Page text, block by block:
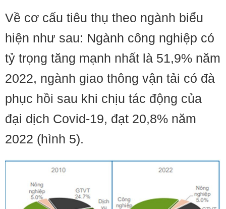
Về cơ cấu tiêu thụ theo ngành biểu
hiện như sau: Ngành công nghiệp có
tỷ trọng tăng mạnh nhất là 51,9% năm
2022, ngành giao thông vận tải có đà
phục hồi sau khi chịu tác động của
đại dịch Covid-19, đạt 20,8% năm
2022 (hình 5).